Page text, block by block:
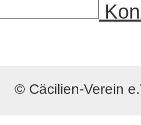
© Cäcilien-Verein